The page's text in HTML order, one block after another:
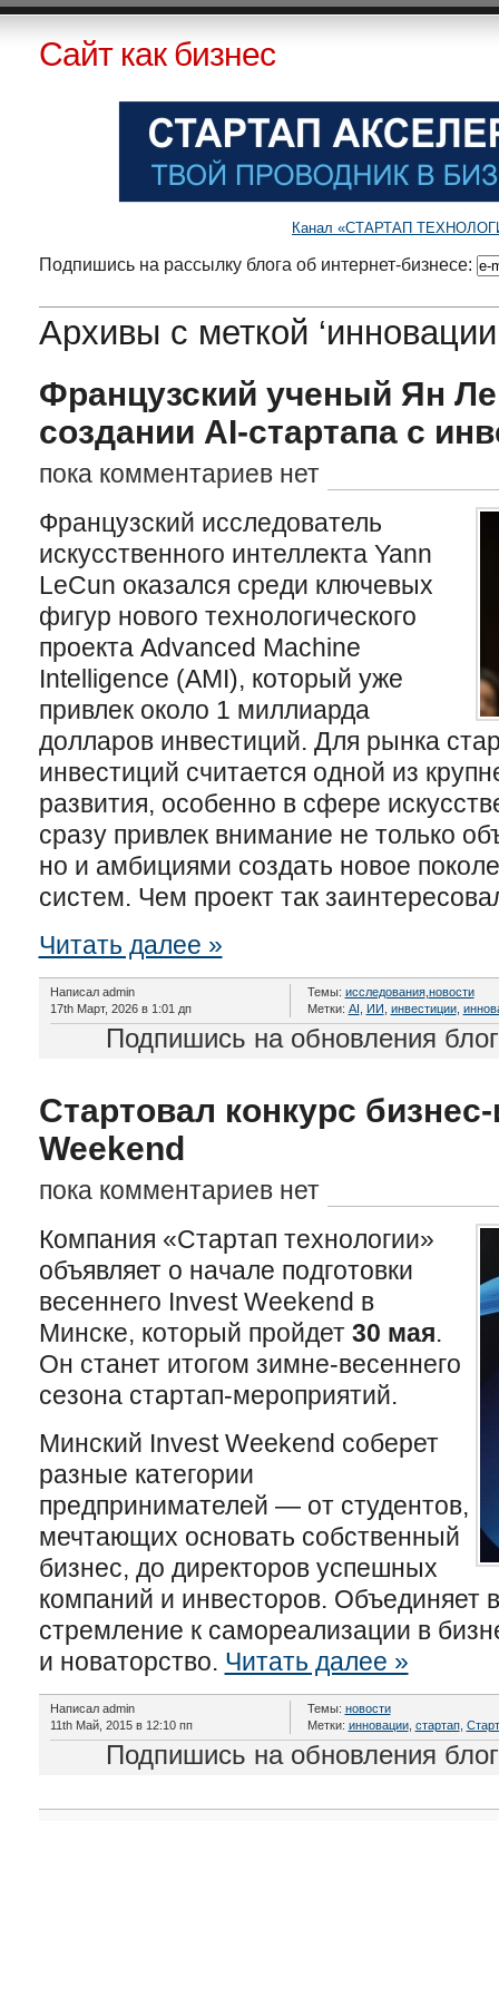
Сайт как бизнес
Канал «СТАРТАП
Подпишись на рассылку блога об интернет-бизнесе:
Архивы с меткой
Французский ученый Ян
создании AI-стартапа с
пока комментариев нет
Французский исследователь
искусственного интеллекта Yann
LeCun оказался среди ключевых
фигур нового технологического
проекта Advanced Machine
Intelligence (AMI), который уже
привлек около 1 миллиарда
долларов инвестиций. Для рынка
инвестиций считается одной из
развития, особенно в сфере
сразу привлек внимание не только
но и амбициями создать новое
систем. Чем проект так
Читать далее »
Написал admin
17th Март, 2026 в 1:01 дп
Темы: исследования, новости
Метки: AI ИИ инвестиции,
Подпишись на обновления
Стартовал конкурс
Weekend
пока комментариев нет
Компания «Стартап технологии»
объявляет о начале подготовки
весеннего Invest Weekend в
Минске, который пройдет 30 мая.
Он станет итогом зимне-весеннего
сезона стартап-мероприятий.
Минский Invest Weekend соберет
разные категории
предпринимателей — от студентов,
мечтающих основать собственный
бизнес, до директоров успешных
компаний и инвесторов. Объединяет
стремление к самореализации в
и новаторство. Читать далее »
Написал admin
11th Май, 2015 в 12:10 пп
Темы: новости
Метки: инновации, стартап,
Подпишись на обновления